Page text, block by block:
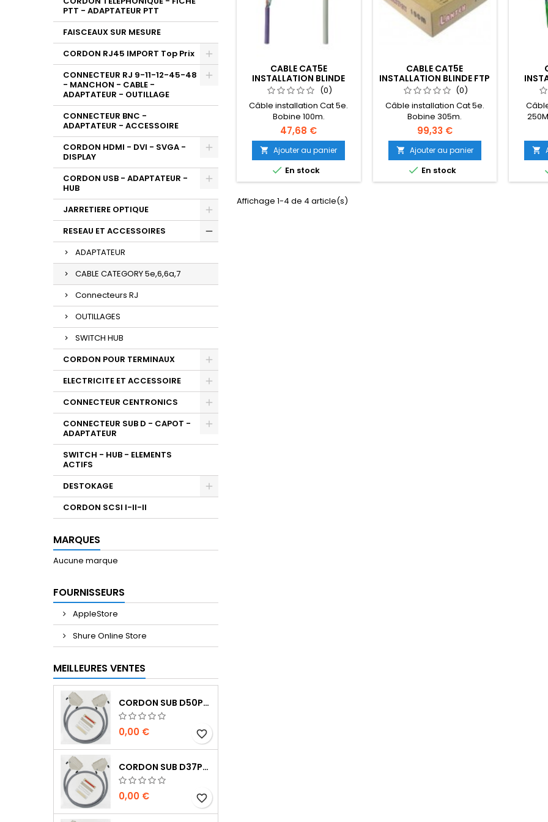
PTT - ADAPTATEUR PTT
FAISCEAUX SUR MESURE
CORDON RJ45 IMPORT Top Prix
CONNECTEUR RJ 9-11-12-45-48
- MANCHON - CABLE -
ADAPTATEUR - OUTILLAGE
CONNECTEUR BNC -
ADAPTATEUR - ACCESSOIRE
CORDON HDMI - DVI - SVGA -
DISPLAY
CORDON USB - ADAPTATEUR -
HUB
JARRETIERE OPTIQUE
RESEAU ET ACCESSOIRES
ADAPTATEUR
CABLE CATEGORY 5e,6,6a,7
Connecteurs RJ
OUTILLAGES
SWITCH HUB
CORDON POUR TERMINAUX
ELECTRICITE ET ACCESSOIRE
CONNECTEUR CENTRONICS
CONNECTEUR SUB D - CAPOT -
ADAPTATEUR
SWITCH - HUB - ELEMENTS
ACTIFS
DESTOKAGE
CORDON SCSI I-II-II
MARQUES
Aucune marque
FOURNISSEURS
AppleStore
Shure Online Store
MEILLEURES VENTES
CORDON SUB D50PTS MALE/MALE 1M
0,00 € favorite_border
CORDON SUB D37PTS MALE/MALE 1M
0,00 € favorite_border
CABLE CAT5E
INSTALLATION BLINDE
(0)
Câble installation Cat 5e.
Bobine 100m.
47,68 €
 Ajouter au panier
 En stock
CABLE CAT5E
INSTALLATION BLINDE FTP
BOBINE 305M
(0)
Câble installation Cat 5e.
Bobine 305m.
99,33 €
 Ajouter au panier
 En stock

Affichage 1-4 de 4 article(s)